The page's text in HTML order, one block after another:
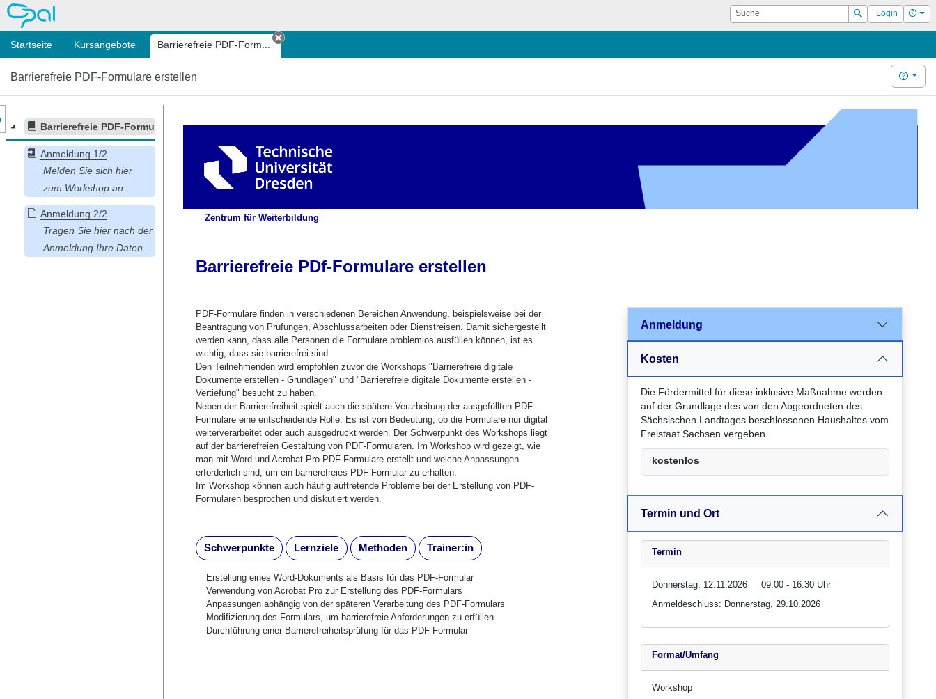
OPAL Suche
Suchen
Login Hilfe
Startseite Kursangebote Barrierefreie PDF-Form...
Tab schließen
Barrierefreie PDF-Formulare erstellen Hilfe
Barrierefreie PDF-Formulare erstellen
Anmeldung 1/2
Anmeldung 2/2
des Kursmenüs